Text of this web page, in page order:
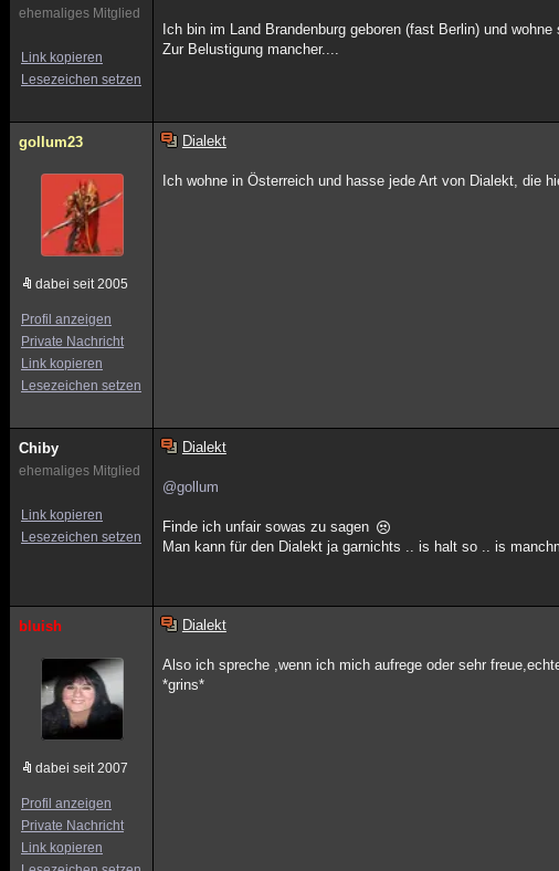
ehemaliges Mitglied
Link kopieren
Lesezeichen setzen
Ich bin im Land Brandenburg geboren (fast Berlin) und
Zur Belustigung mancher....
gollum23
dabei seit 2005
Profil anzeigen
Private Nachricht
Link kopieren
Lesezeichen setzen
Dialekt
Ich wohne in Österreich und hasse jede Art von Dialekt, die
Chiby
ehemaliges Mitglied
Link kopieren
Lesezeichen setzen
Dialekt
@gollum
Finde ich unfair sowas zu sagen
Man kann für den Dialekt ja garnichts .. is halt so .. is
bluish
dabei seit 2007
Profil anzeigen
Private Nachricht
Link kopieren
Dialekt
Also ich spreche ,wenn ich mich aufrege oder sehr
*grins*